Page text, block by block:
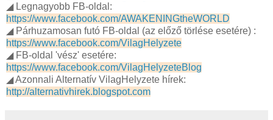
◢ Legnagyobb FB-oldal:
https://www.facebook.com/AWAKENINGtheWORLD
◢ Párhuzamosan futó FB-oldal (az előző törlése esetére) :
https://www.facebook.com/VilagHelyzete
◢ FB-oldal 'vész' esetére:
https://www.facebook.com/VilagHelyzeteBlog
◢ Azonnali Alternatív VilagHelyzete hírek:
http://alternativhirek.blogspot.com